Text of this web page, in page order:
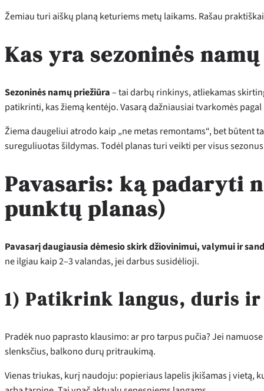
Žemiau turi aiškų planą keturiems metų laikams. Rašau
Kas yra sezoninės
Sezoninės namų priežiūra– tai darbų rinkinys, atliekamas
patikrinti, kas žiemą kentėjo. Vasarą dažniausiai tvarkomės
Žiema daugeliui atrodo kaip „ne metas remontams“, bet būtent
sureguliuotas šildymas. Todėl planas turi veikti per visus
Pavasaris: ką padaryti
punktų planas)
Pavasarį daugiausia dėmesio skirk džiovinimui, valymui ir
ne ilgiau kaip 2–3 valandas, jei darbus susidėlioji.
1) Patikrink langus, duris
Pradėk nuo paprasto klausimo: ar pro tarpus pučia? Jei
slenksčius, balkono durų pritraukimą.
Vienas triukas, kurį naudoju: popieriaus lapelis įkišamas į